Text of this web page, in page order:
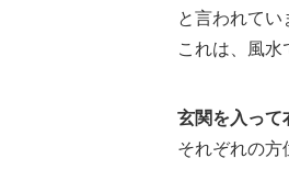
と言われてい
これは、風
玄関を入って
それぞれの方